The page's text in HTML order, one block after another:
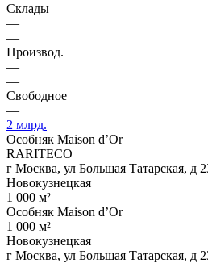
Склады
—
—
Производ.
—
—
Свободное
—
2 млрд.
Особняк Maison d’Or
RARITECO
г Москва, ул Большая Татарская, д
Новокузнецкая
1 000 м²
Особняк Maison d’Or
1 000 м²
Новокузнецкая
г Москва, ул Большая Татарская, д